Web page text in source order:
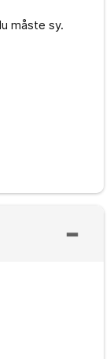
måste sy.